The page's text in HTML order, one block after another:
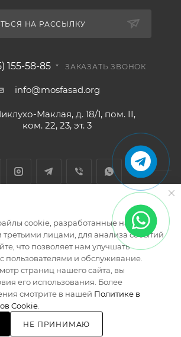
ЗАКАЗАТЬ
НА РАССЫЛКУ
155-58-85 ЗАКАЗАТЬ ЗВОНОК
info@mosfasad.org
Маклая, д. 18/1, пом. II,
ком. 22, 23, эт. 3
Интернет-магазин кровельных и
фасадных материалов
в
cookie, разработанные нашими
третьими лицами, для анализа событий
что позволяет нам улучшать
пользователями и обслуживание.
страниц нашего сайта, вы
его использования. Более
смотрите в нашей Политике в
Cookie
НЕ ПРИНИМАЮ